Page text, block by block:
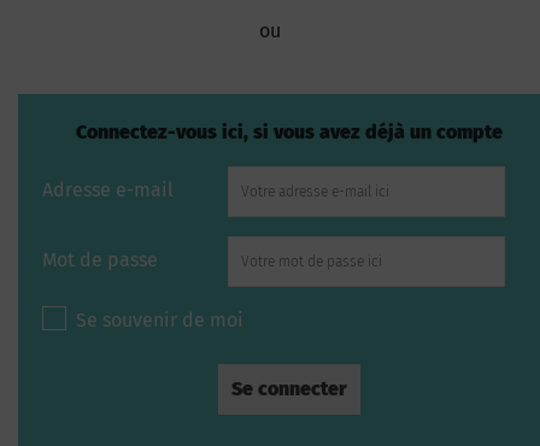
ou
Connectez-vous ici, si vous avez déjà un compte
Adresse e-mail
Mot de passe
Se souvenir de moi